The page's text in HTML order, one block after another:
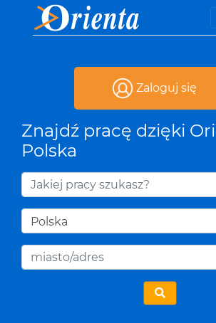
Zaloguj się
Znajdź pracę dzięki
Polska